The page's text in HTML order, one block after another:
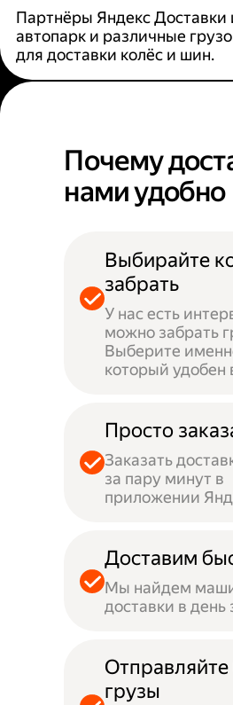
Партнёры Яндекс
автопарк и различные
для доставки колёс и шин.
Почему
нами удобно
Выбирайте
забрать
У нас есть
можно забрать
Выберите
который удобен
Просто
Заказать
за пару минут в
приложении
Доставим
Мы найдем
доставки в день
грузы